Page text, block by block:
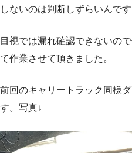
しないのは判断しずらいんで
目視では漏れ確認できないの
て作業させて頂きました。
前回のキャリートラック同様
す。写真↓